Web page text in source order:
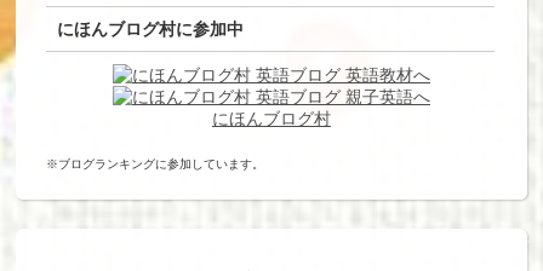
にほんブログ村に参加中
にほんブログ村
※ブログランキングに参加しています。